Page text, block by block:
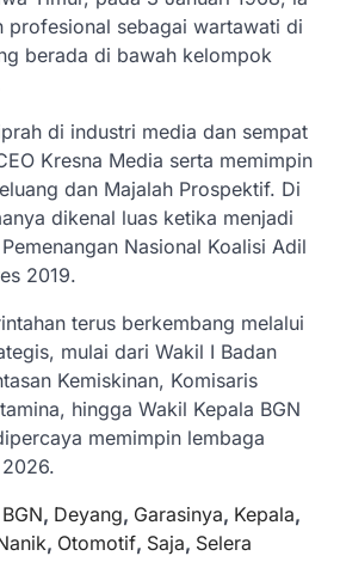
profesional sebagai wartawati di
berada di bawah kelompok
di industri media dan sempat
Kresna Media serta memimpin
dan Majalah Prospektif. Di
dikenal luas ketika menjadi
Nasional Koalisi Adil
2019.
terus berkembang melalui
mulai dari Wakil I Badan
Kemiskinan, Komisaris
hingga Wakil Kepala BGN
memimpin lembaga
BGN, Deyang, Garasinya, Kepala,
, Otomotif, Saja, Selera